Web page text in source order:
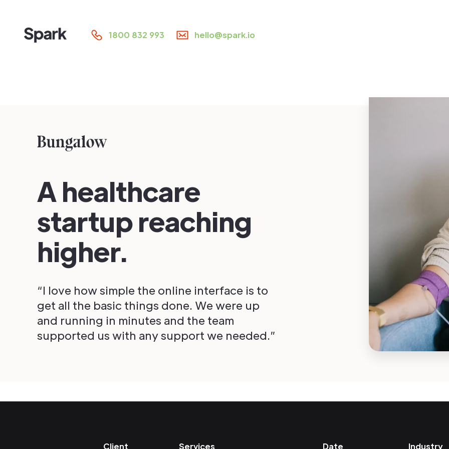
1800 832 993 hello@spark.io
A healthcare
startup reaching
higher.
“I love how simple the online interface is to
get all the basic things done. We were up
and running in minutes and the team
supported us with any support we needed.”
Client Services Date Industry